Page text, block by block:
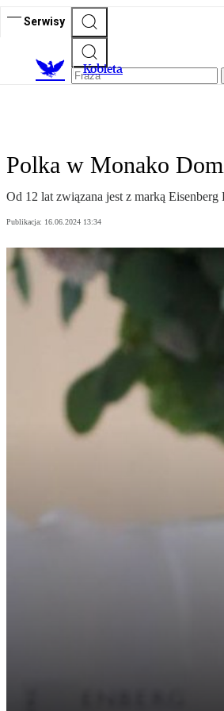
Serwisy
Kobieta
Polka w Monako
Od 12 lat związana jest z marką
Publikacja: 16.06.2024 13:34